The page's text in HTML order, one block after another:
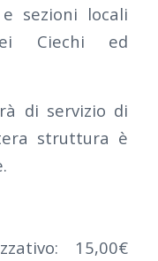
e sezioni locali
Ciechi ed
di servizio di
struttura è
15,00€